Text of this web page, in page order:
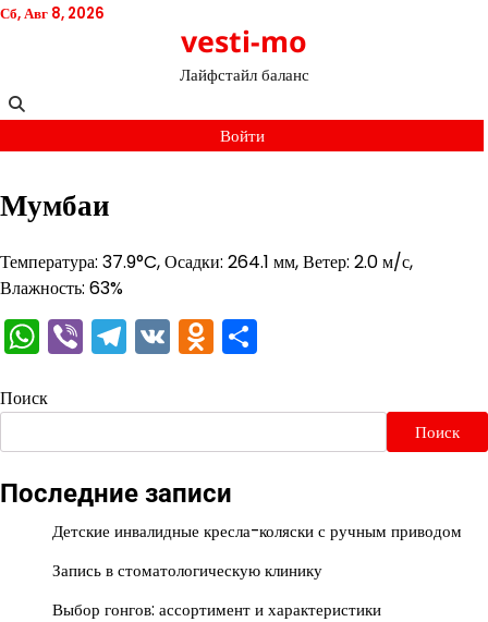
Перейти
Сб, Авг 8, 2026
vesti-mo
Лайфстайл баланс
Войти
Мумбаи
Температура: 37.9°C, Осадки: 264.1 мм, Ветер: 2.0 м/с,
Влажность: 63%
WhatsApp
ViberTelegram
VKOdnoklassniki
Поиск
Поиск
Последние записи
Детские инвалидные кресла-коляски с ручным приводом
Запись в стоматологическую клинику
Выбор гонгов: ассортимент и характеристики